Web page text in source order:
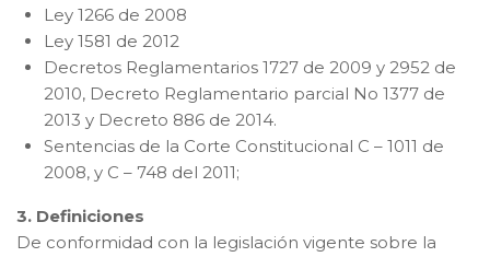
Ley 1266 de 2008
Ley 1581 de 2012
Decretos Reglamentarios 1727 de 2009 y 2952 de
2010, Decreto Reglamentario parcial No 1377 de
2013 y Decreto 886 de 2014.
Sentencias de la Corte Constitucional C – 1011 de
2008, y C – 748 del 2011;
3. Definiciones
De conformidad con la legislación vigente sobre la